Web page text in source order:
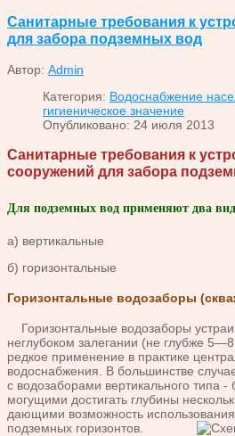
Санитарные требования к
для забора подземных вод
Автор: Admin
Категория: Водоснабжение
гигиеническое значение
Опубликовано: 24 июля 2013
Санитарные требования к
сооружений для забора
Для подземных вод применяют два
а) вертикальные
б) горизонтальные
Горизонтальные водозаборы
Горизонтальные водозаборы
неглубоком залегании (не глубже
редкое применение в практике
водоснабжения. В большинстве
с водозаборами вертикального типа
могущими достигать глубины
дающими возможность
подземных горизонтов.